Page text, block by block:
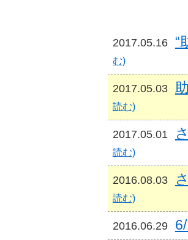
2017.05.16 “
む)
2017.05.03
読む)
2017.05.01
読む)
2016.08.03
読む)
2016.06.29